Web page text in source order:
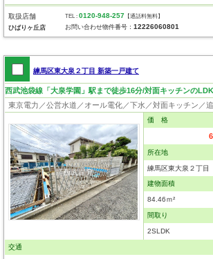
取扱店舗
ひばりヶ丘店
TEL :0120-948-257 【通話料無料】
お問い合わせ物件番号：12226060801
練馬区東大泉２丁目 新築一戸建て
価 格
所在地
練馬区東大泉２丁目
建物面積
84.46ｍ²
間取り
2SLDK
交通